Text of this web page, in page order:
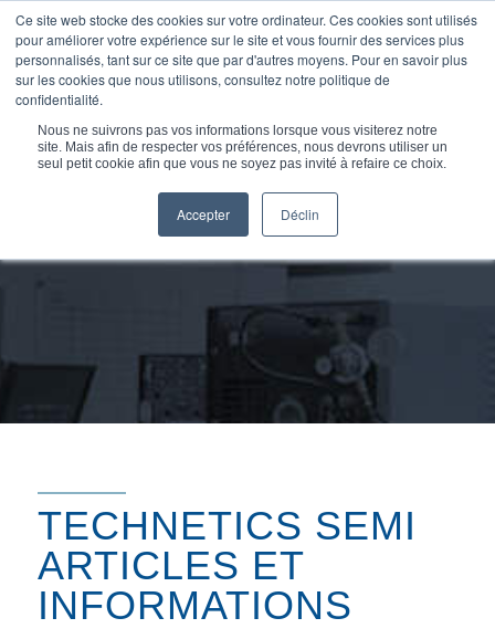
Ce site web stocke des cookies sur votre ordinateur. Ces cookies sont utilisés
pour améliorer votre expérience sur le site et vous fournir des services plus
personnalisés, tant sur ce site que par d'autres moyens. Pour en savoir plus
sur les cookies que nous utilisons, consultez notre politique de
confidentialité.
Nous ne suivrons pas vos informations lorsque vous visiterez notre
site. Mais afin de respecter vos préférences, nous devrons utiliser un
seul petit cookie afin que vous ne soyez pas invité à refaire ce choix.
Accepter Déclin
LANGUES TECHNETICS.COM
Vous êtes ici : Accueil / Technetics Semi
/
TECHNETICS SEMI
ARTICLES ET
INFORMATIONS